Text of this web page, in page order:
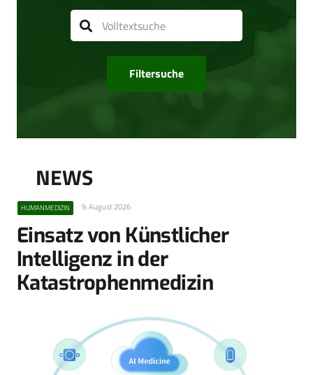
Filtersuche
NEWS
HUMANMEDIZIN 9. August 2026
Einsatz von Künstlicher
Intelligenz in der
Katastrophenmedizin